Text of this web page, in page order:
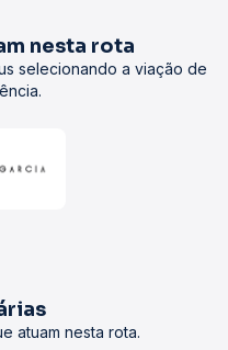
nesta rota
selecionando a viação de
atuam nesta rota.